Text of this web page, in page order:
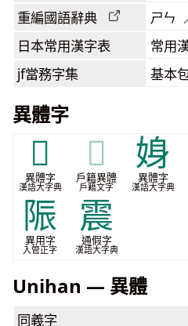
重編國語辭典 ㄕㄣ
日本常用漢字表 常用
jf當務字集 基本
異體字
𡝌
異體字
漢語大字典
𡝌
戶籍異體
戶籍文字
㛛
異體字
漢語大字典
陙
異用字
入管正字
震
通假字
漢語大字典
Unihan — 異體
同義字